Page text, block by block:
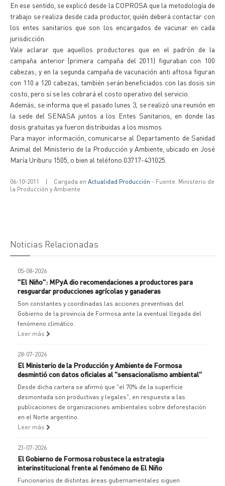
En ese sentido, se explicó desde la COPROSA que la metodología de
trabajo se realiza desde cada productor, quién deberá contactar con
los entes sanitarios que son los encargados de vacunar en cada
jurisdicción.
Vale aclarar que aquellos productores que en el padrón de la
campaña anterior (primera campaña del 2011) figuraban con 100
cabezas; y en la segunda campaña de vacunación anti aftosa figuran
con 110 a 120 cabezas, también serán beneficiados con las dosis sin
costo, pero si se les cobrará el costo operativo del servicio.
Además, se informa que el pasado lunes 3, se realizó una reunión en
la sede del SENASA juntos a los Entes Sanitarios, en donde las
dosis gratuitas ya fueron distribuidas a los mismos.
Para mayor información, comunicarse al Departamento de Sanidad
Animal del Ministerio de la Producción y Ambiente, ubicado en José
María Uriburu 1505, o bien al teléfono 03717-431025.
06-10-2011 | Cargada en Actualidad Producción - Fuente: Ministerio de
la Producción y Ambiente
Noticias Relacionadas
05-08-2026
"El Niño": MPyA dio recomendaciones a productores para
resguardar producciones agrícolas y ganaderas
Son constantes y coordinadas las acciones preventivas del
Gobierno de la provincia de Formosa ante la eventual llegada del
fenómeno climático.
Leer más
28-07-2026
El Ministerio de la Producción y Ambiente de Formosa
desmintió con datos oficiales al "sensacionalismo ambiental"
Desde dicha cartera se afirmó que "el 70% de la superficie
desmontada son productivas y legales", en respuesta a las
publicaciones de organizaciones ambientales sobre deforestación
en el Norte argentino.
Leer más
23-07-2026
El Gobierno de Formosa robustece la estrategia
interinstitucional frente al fenómeno de El Niño
Funcionarios de distintas áreas gubernamentales siguen